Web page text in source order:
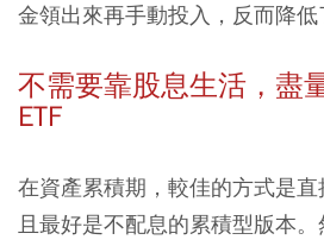
金領出來再手動投入，反而降低
不需要靠股息生活，盡
ETF
在資產累積期，較佳的方式是直
且最好是不配息的累積型版本